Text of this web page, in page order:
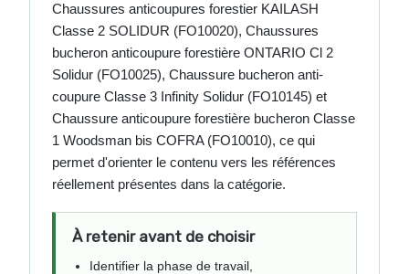
Chaussures anticoupures forestier KAILASH
Classe 2 SOLIDUR (FO10020), Chaussures
bucheron anticoupure forestière ONTARIO Cl 2
Solidur (FO10025), Chaussure bucheron anti-
coupure Classe 3 Infinity Solidur (FO10145) et
Chaussure anticoupure forestière bucheron Classe
1 Woodsman bis COFRA (FO10010), ce qui
permet d'orienter le contenu vers les références
réellement présentes dans la catégorie.
À retenir avant de choisir
Identifier la phase de travail,